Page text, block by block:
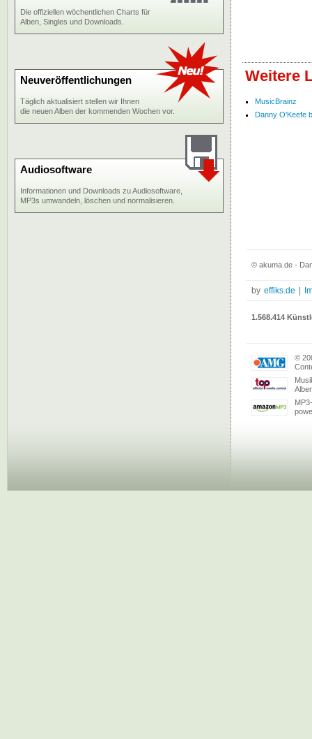
Weitere
MusicBrainz
Danny O'Keefe
Die offiziellen wöchentlichen Charts für
Alben, Singles und Downloads.
Neuveröffentlichungen
Täglich aktualisiert stellen wir Ihnen
die neuen Alben der kommenden Wochen vor.
Audiosoftware
Informationen und Downloads zu Audiosoftware,
MP3s umwandeln, löschen und normalisieren.
© akuma.de -
by effiks.de
1.568.414
©